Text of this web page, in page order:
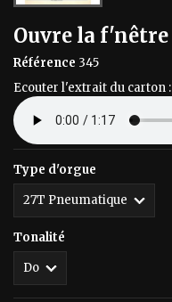
Ouvre la f'nêtre
Référence 345
Ecouter l'extrait du carton :
Type d'orgue
Tonalité